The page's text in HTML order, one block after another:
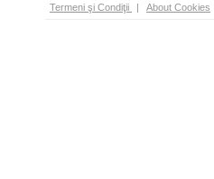
Termeni şi Condiţii | About Cookies